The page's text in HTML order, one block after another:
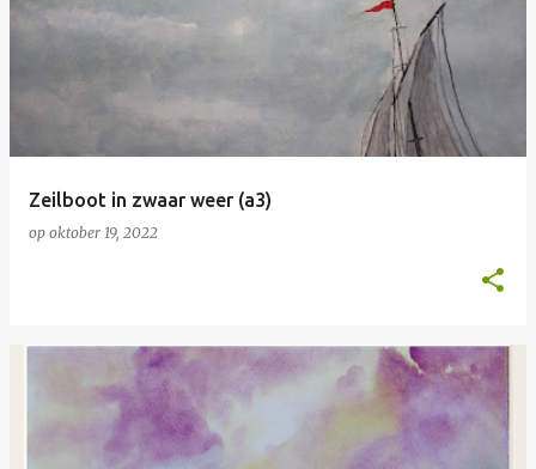
Zeilboot in zwaar weer (a3)
op oktober 19, 2022